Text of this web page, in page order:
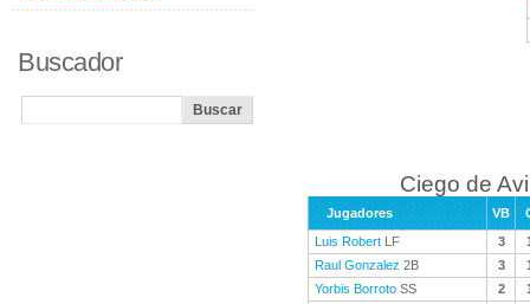
Ciego de
Jugadores VB
Luis Robert LF 3
Raul Gonzalez 2B 3
Yorbis Borroto SS 2
Buscador